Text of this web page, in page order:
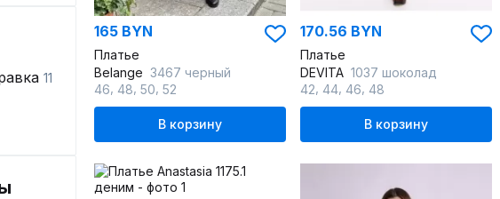
11
165 BYN
Платье
Belange 3467 черный
46 48 50 52
В корзину
170.56 BYN
Платье
DEVITA 1037 шоколад
42 44 46 48
В корзину